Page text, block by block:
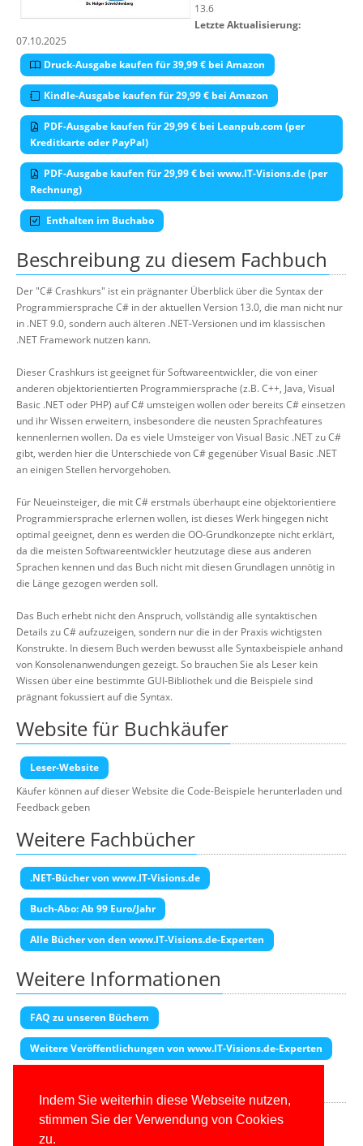
Indem Sie weiterhin diese Webseite nutzen,
stimmen Sie der Verwendung von Cookies
zu.
13.6
Letzte Aktualisierung:
07.10.2025
Druck-Ausgabe kaufen für 39,99 € bei Amazon
Kindle-Ausgabe kaufen für 29,99 € bei Amazon
PDF-Ausgabe kaufen für 29,99 € bei Leanpub.com (per
Kreditkarte oder PayPal)
PDF-Ausgabe kaufen für 29,99 € bei www.IT-Visions.de (per
Rechnung)
Enthalten im Buchabo
Beschreibung zu diesem Fachbuch
Der "C# Crashkurs" ist ein prägnanter Überblick über die Syntax der
Programmiersprache C# in der aktuellen Version 13.0, die man nicht nur
in .NET 9.0, sondern auch älteren .NET-Versionen und im klassischen
.NET Framework nutzen kann.
Dieser Crashkurs ist geeignet für Softwareentwickler, die von einer
anderen objektorientierten Programmiersprache (z.B. C++, Java, Visual
Basic .NET oder PHP) auf C# umsteigen wollen oder bereits C# einsetzen
und ihr Wissen erweitern, insbesondere die neusten Sprachfeatures
kennenlernen wollen. Da es viele Umsteiger von Visual Basic .NET zu C#
gibt, werden hier die Unterschiede von C# gegenüber Visual Basic .NET
an einigen Stellen hervorgehoben.
Für Neueinsteiger, die mit C# erstmals überhaupt eine objektorientiere
Programmiersprache erlernen wollen, ist dieses Werk hingegen nicht
optimal geeignet, denn es werden die OO-Grundkonzepte nicht erklärt,
da die meisten Softwareentwickler heutzutage diese aus anderen
Sprachen kennen und das Buch nicht mit diesen Grundlagen unnötig in
die Länge gezogen werden soll.
Das Buch erhebt nicht den Anspruch, vollständig alle syntaktischen
Details zu C# aufzuzeigen, sondern nur die in der Praxis wichtigsten
Konstrukte. In diesem Buch werden bewusst alle Syntaxbeispiele anhand
von Konsolenanwendungen gezeigt. So brauchen Sie als Leser kein
Wissen über eine bestimmte GUI-Bibliothek und die Beispiele sind
prägnant fokussiert auf die Syntax.
Website für Buchkäufer
Leser-Website
Käufer können auf dieser Website die Code-Beispiele herunterladen und
Feedback geben
Weitere Fachbücher
.NET-Bücher von www.IT-Visions.de
Buch-Abo: Ab 99 Euro/Jahr
Alle Bücher von den www.IT-Visions.de-Experten
Weitere Informationen
FAQ zu unseren Büchern
Weitere Veröffentlichungen von www.IT-Visions.de-Experten
Diese Seite enthält Partner-Links. Wenn Sie auf einen Amazon-Link
klicken und dort kaufen, erhalten wir eine Provision.